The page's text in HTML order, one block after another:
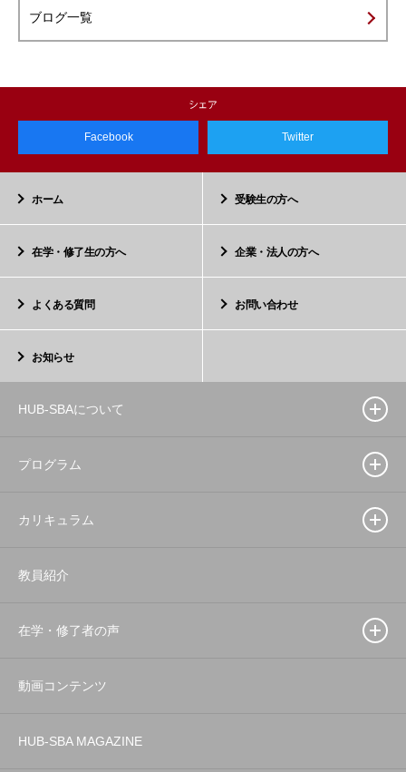
ブログ一覧
Facebook Twitter
ホーム 受験生の方へ
在学・修了生の方へ 企業・法人の方へ
よくある質問 お問い合わせ
お知らせ
HUB-SBAについて
プログラム
カリキュラム
教員紹介
在学・修了者の声
動画コンテンツ
HUB-SBA MAGAZINE